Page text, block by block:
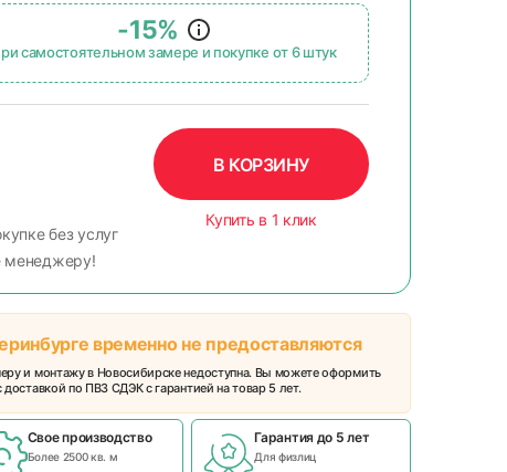
-15%
самостоятельном замере и покупке от 6 штук
без услуг
менеджеру!
В КОРЗИНУ
Купить в 1 клик
временно не предоставляются
и монтажу в Новосибирске недоступна. Вы можете оформить
по ПВЗ СДЭК с гарантией на товар 5 лет.
Свое производство
Более 2500 кв. м
Гарантия до 5 лет
Для физлиц